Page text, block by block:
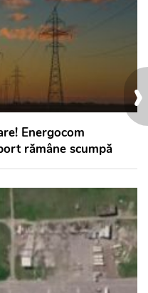
›
Energocom
rămâne scumpă